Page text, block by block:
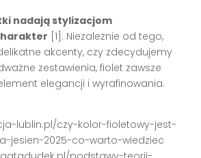
nadają stylizacjom
[1]. Niezależnie od tego,
akcenty, czy zdecydujemy
zestawienia, fiolet zawsze
elegancji i wyrafinowania.
lublin.pl/czy-kolor-fioletowy-jest-
jesien-2025-co-warto-wiedziec